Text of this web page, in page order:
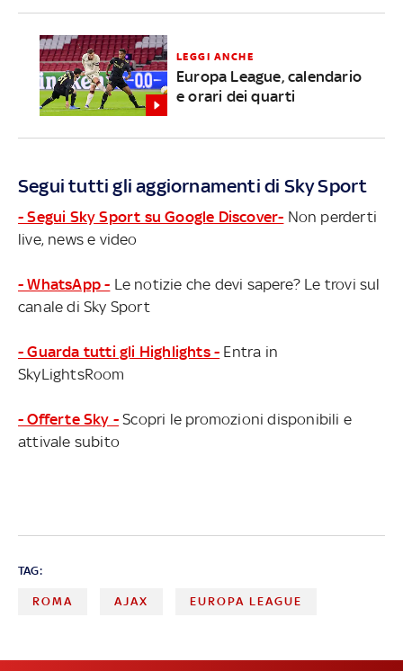
LEGGI ANCHE
Europa League, calendario
e orari dei quarti
Segui tutti gli aggiornamenti di Sky Sport
- Segui Sky Sport su Google Discover- Non perderti
live, news e video
- WhatsApp - Le notizie che devi sapere? Le trovi sul
canale di Sky Sport
- Guarda tutti gli Highlights - Entra in
SkyLightsRoom
- Offerte Sky - Scopri le promozioni disponibili e
attivale subito
TAG:
ROMA AJAX EUROPA LEAGUE